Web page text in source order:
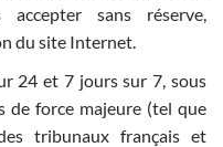
sans réserve,
du site Internet.
24 et 7 jours sur 7, sous
de force majeure (tel que
tribunaux français et